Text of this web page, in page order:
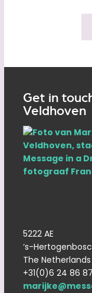
Get in
Veldhoven
5222 AE
‘s-
The Netherlands
+31(0)6 24 86